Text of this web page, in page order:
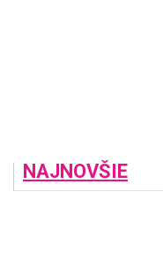
NAJNOVŠIE